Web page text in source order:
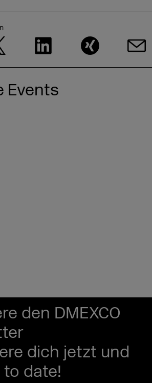
Events
den DMEXCO
dich jetzt und
date!